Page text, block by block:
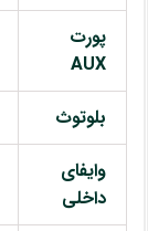
پورت
AUX
بلوتوث
وایفای
داخلی